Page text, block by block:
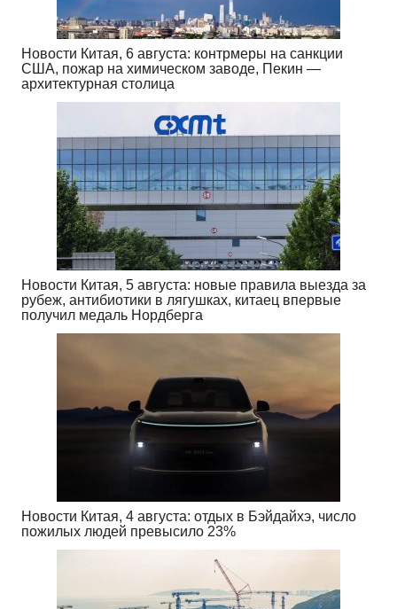
Новости Китая, 6 августа: контрмеры на санкции
США, пожар на химическом заводе, Пекин —
архитектурная столица
Новости Китая, 5 августа: новые правила выезда за
рубеж, антибиотики в лягушках, китаец впервые
получил медаль Нордберга
Новости Китая, 4 августа: отдых в Бэйдайхэ, число
пожилых людей превысило 23%